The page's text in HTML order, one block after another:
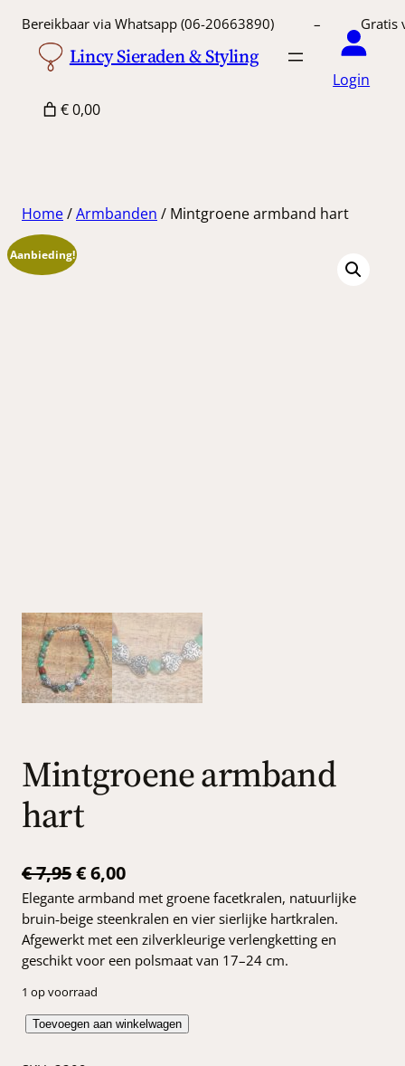
GaBereikbaar via Whatsapp (06-20663890) –
Lincy Sieraden & Styling
Login
€ 0,00
Home/Armbanden / Mintgroene armband hart
Aanbieding!
Mintgroene armband
hart
€7,95O
o
r
s
p
r
€6,00H
u
i
d
g
Elegante armband met groene facetkralen, natuurlijke
bruin‑beige steenkralen en vier sierlijke hartkralen.
Afgewerkt met een zilverkleurige verlengketting en
geschikt voor een polsmaat van 17–24 cm.
1 op voorraad
M Toevoegen aan winkelwagen